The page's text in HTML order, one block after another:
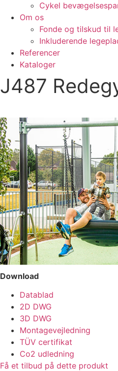
Cykel
Om os
Fonde og tilskud til
Inkluderende
Referencer
Kataloger
J487
Download
Datablad
2D DWG
3D DWG
Montagevejledning
TÜV certifikat
Co2 udledning
Få et tilbud på dette produkt